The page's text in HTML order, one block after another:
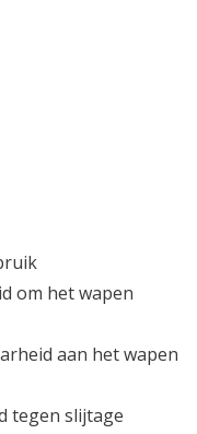
om het wapen
aan het wapen
tegen slijtage